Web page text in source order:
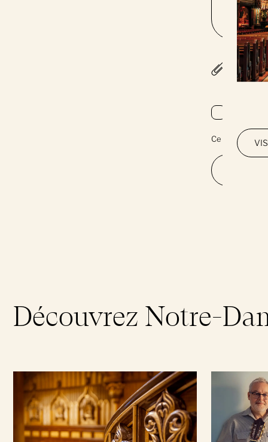
JOINDRE
Ce site est
Découvrez Notre-